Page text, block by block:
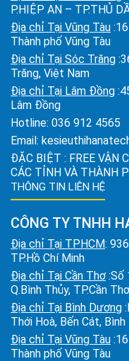
P.HIỆP AN – TP.THỦ
Địa chỉ Tại Vũng Tàu
Thành phố Vũng Tàu
Địa chỉ Tại Sóc Trăng
Trăng, Việt Nam
Địa chỉ Tại Lâm Đồng
Lâm Đồng
Hotline: 036 912 4565
Email:
ĐẶC BIỆT : FREE VẬN
CÁC TỈNH VÀ THÀNH
THÔNG TIN LIÊN HỆ
CÔNG TY TNHH
Địa chỉ Tại TPHCM:
TP.Hồ Chí Minh
Địa chỉ Tại Cần Thơ :Số
Q.Bình Thủy, TP.Cần Thơ
Địa chỉ Tại Bình Dương
Thới Hoà, Bến Cát,
Địa chỉ Tại Vũng Tàu
Thành phố Vũng Tàu